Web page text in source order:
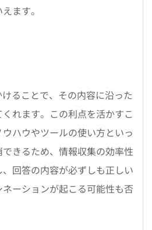
ます。
ることで、その内容に沿った
れます。この利点を活かすこ
ハウやツールの使い方といっ
きるため、情報収集の効率性
回答の内容が必ずしも正しい
ーションが起こる可能性も否